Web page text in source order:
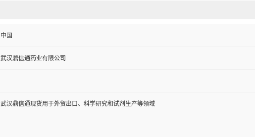
中国
武汉鼎信通药业有限公司
武汉鼎信通现货用于外贸出口、科学研究和试剂生产等领域